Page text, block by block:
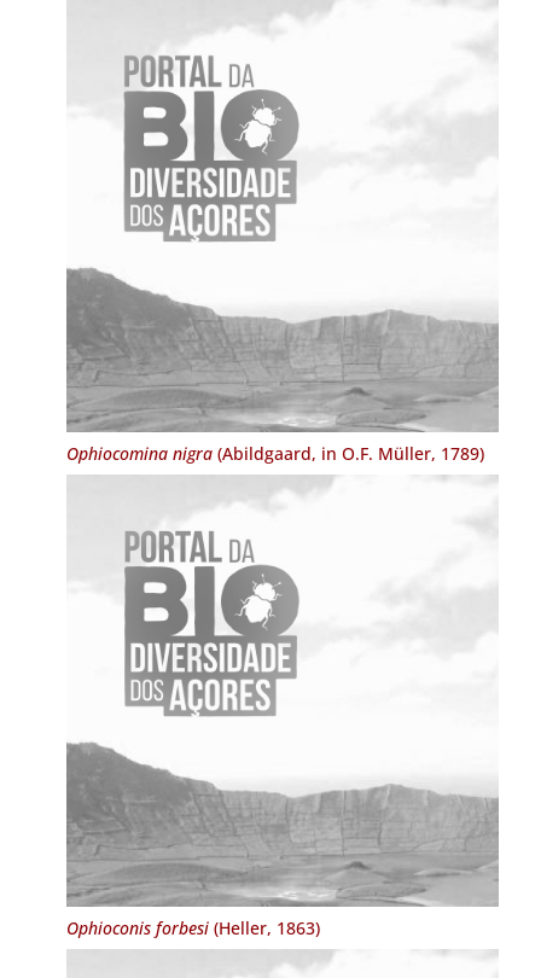
Ophiocomina nigra(Abildgaard, in O.F. Müller, 1789)
Ophioconis forbesi(Heller, 1863)